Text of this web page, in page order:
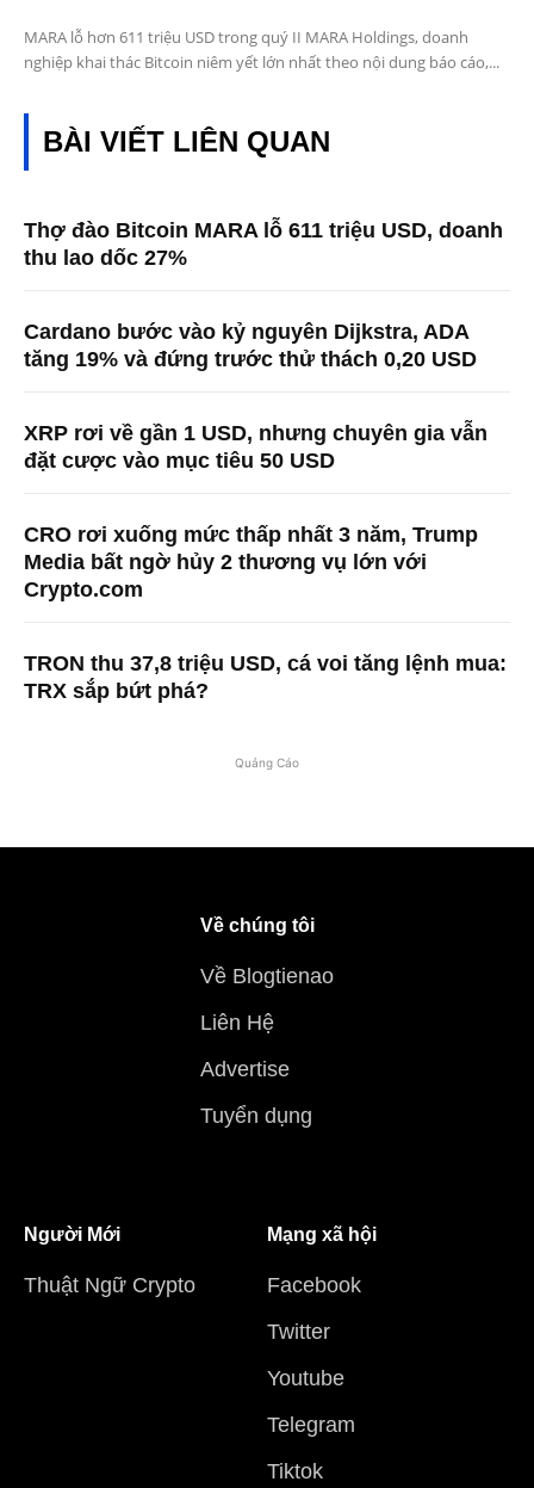
MARA lỗ hơn 611 triệu USD trong quý II MARA Holdings, doanh
nghiệp khai thác Bitcoin niêm yết lớn nhất theo nội dung báo cáo,...
BÀI VIẾT LIÊN QUAN
Thợ đào Bitcoin MARA lỗ 611 triệu USD, doanh
thu lao dốc 27%
Cardano bước vào kỷ nguyên Dijkstra, ADA
tăng 19% và đứng trước thử thách 0,20 USD
XRP rơi về gần 1 USD, nhưng chuyên gia vẫn
đặt cược vào mục tiêu 50 USD
CRO rơi xuống mức thấp nhất 3 năm, Trump
Media bất ngờ hủy 2 thương vụ lớn với
Crypto.com
TRON thu 37,8 triệu USD, cá voi tăng lệnh mua:
TRX sắp bứt phá?
Quảng Cáo
Về chúng tôi
Về Blogtienao
Liên Hệ
Advertise
Tuyển dụng
Người Mới
Thuật Ngữ Crypto
Mạng xã hội
Facebook
Twitter
Youtube
Telegram
Tiktok